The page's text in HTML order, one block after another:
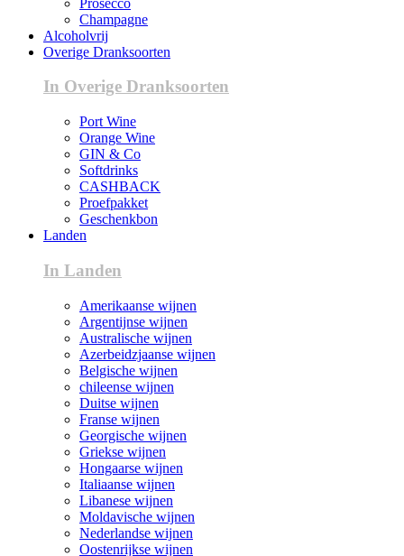
Champagne
Alcoholvrij
Overige Dranksoorten
In Overige Dranksoorten
Port Wine
Orange Wine
GIN & Co
Softdrinks
CASHBACK
Proefpakket
Geschenkbon
Landen
In Landen
Amerikaanse wijnen
Argentijnse wijnen
Australische wijnen
Azerbeidzjaanse wijnen
Belgische wijnen
chileense wijnen
Duitse wijnen
Franse wijnen
Georgische wijnen
Griekse wijnen
Hongaarse wijnen
Italiaanse wijnen
Libanese wijnen
Moldavische wijnen
Nederlandse wijnen
Oostenrijkse wijnen